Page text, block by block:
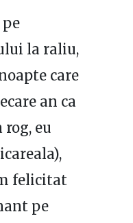
la raliu,
care
an ca
eu
felicitat
pe